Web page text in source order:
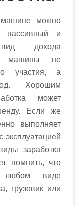
машине можно
и
дохода
машины не
участия, а
Хорошим
может
Если же
выполняет
эксплуатацией
заработка
помнить, что
любом виде
грузовик или